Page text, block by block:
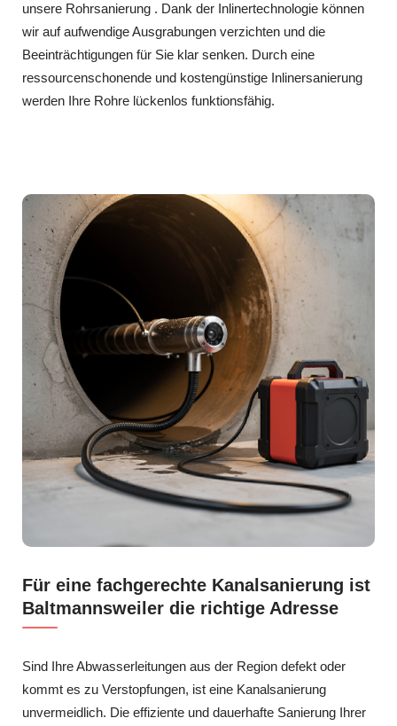
unsere Rohrsanierung . Dank der Inlinertechnologie können
wir auf aufwendige Ausgrabungen verzichten und die
Beeinträchtigungen für Sie klar senken. Durch eine
ressourcenschonende und kostengünstige Inlinersanierung
werden Ihre Rohre lückenlos funktionsfähig.
Für eine fachgerechte Kanalsanierung ist
Baltmannsweiler die richtige Adresse
Sind Ihre Abwasserleitungen aus der Region defekt oder
kommt es zu Verstopfungen, ist eine Kanalsanierung
unvermeidlich. Die effiziente und dauerhafte Sanierung Ihrer